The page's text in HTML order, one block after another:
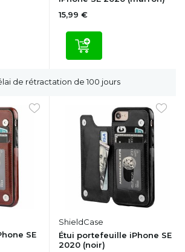
15,99 €
de rétractation de 100 jours
SE
ShieldCase
Étui portefeuille iPhone SE
2020 (noir)